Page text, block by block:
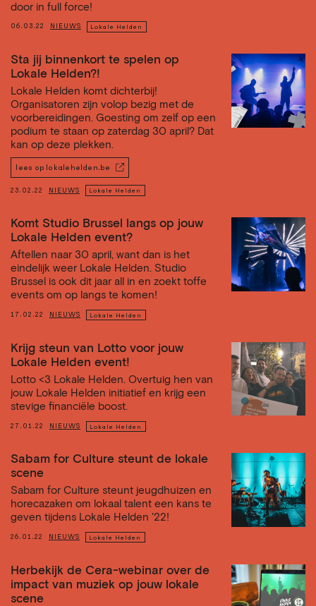
door in full force!
06.03.22 NIEUWS Lokale Helden
Sta jij binnenkort te spelen op
Lokale Helden?!
Lokale Helden komt dichterbij!
Organisatoren zijn volop bezig met de
voorbereidingen. Goesting om zelf op een
podium te staan op zaterdag 30 april? Dat
kan op deze plekken.
lees op lokalehelden.be
23.02.22 NIEUWS Lokale Helden
Komt Studio Brussel langs op jouw
Lokale Helden event?
Aftellen naar 30 april, want dan is het
eindelijk weer Lokale Helden. Studio
Brussel is ook dit jaar all in en zoekt toffe
events om op langs te komen!
17.02.22 NIEUWS Lokale Helden
Krijg steun van Lotto voor jouw
Lokale Helden event!
Lotto <3 Lokale Helden. Overtuig hen van
jouw Lokale Helden initiatief en krijg een
stevige financiële boost.
27.01.22 NIEUWS Lokale Helden
Sabam for Culture steunt de lokale
scene
Sabam for Culture steunt jeugdhuizen en
horecazaken om lokaal talent een kans te
geven tijdens Lokale Helden '22!
26.01.22 NIEUWS Lokale Helden
Herbekijk de Cera-webinar over de
impact van muziek op jouw lokale
scene